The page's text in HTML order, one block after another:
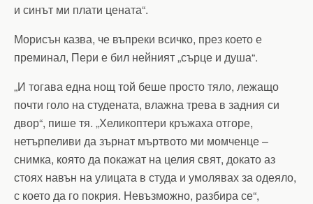
и синът ми плати цената“.
Морисън казва, че въпреки всичко, през което е
преминал, Пери е бил нейният „сърце и душа“.
„И тогава една нощ той беше просто тяло, лежащо
почти голо на студената, влажна трева в задния си
двор“, пише тя. „Хеликоптери кръжаха отгоре,
нетърпеливи да зърнат мъртвото ми момченце –
снимка, която да покажат на целия свят, докато аз
стоях навън на улицата в студа и умолявах за одеяло,
с което да го покрия. Невъзможно, разбира се“,